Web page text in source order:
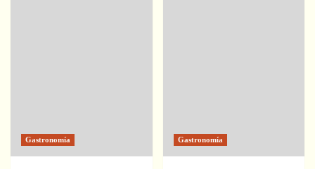
Gastronomía Gastronomía